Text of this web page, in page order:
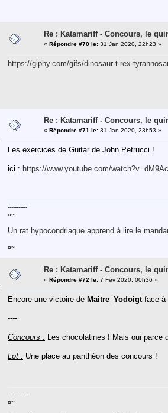
Re : Katamariff - Concours, le
« Répondre #70 le: 31 Jan 2020, 22h23 »
https://giphy.com/gifs/dinosaur-t-rex-
Re : Katamariff - Concours, le
« Répondre #71 le: 31 Jan 2020, 23h53 »
Les exercices de Guitar de John Petrucci !
ici : https://www.youtube.com/
-----------
¤~
Un rat hypocondriaque apprend à lire le
¤~
Re : Katamariff - Concours, le
« Répondre #72 le: 7 Fév 2020, 00h36 »
Encore une victoire de Maitre_Yodoigtface à
----
Concours : Les chocolatines ! Mais oui parce
Lot : Une place au panthéon des concours !
-----------
¤~